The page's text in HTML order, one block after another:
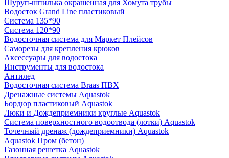
Шуруп-шпилька окрашенная для Хомута трубы
Водосток Grand Line пластиковый
Система 135*90
Система 120*90
Водосточная система для Маркет Плейсов
Саморезы для крепления крюков
Аксессуары для водостока
Инструменты для водостока
Антилед
Водосточная система Braas ПВХ
Дренажные системы Aquastok
Бордюр пластиковый Aquastok
Люки и Дождеприемники круглые Aquastok
Система поверхностного водоотвода (лотки) Aquastok
Точечный дренаж (дождеприемники) Aquastok
Aquastok Пром (бетон)
Газонная решетка Aquastok